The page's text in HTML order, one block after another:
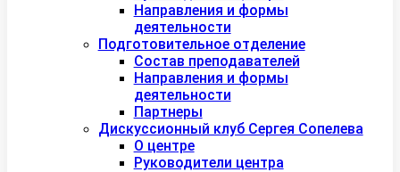
Направления и формы
деятельности
Подготовительное отделение
Состав преподавателей
Направления и формы
деятельности
Партнеры
Дискуссионный клуб Сергея Сопелева
О центре
Руководители центра